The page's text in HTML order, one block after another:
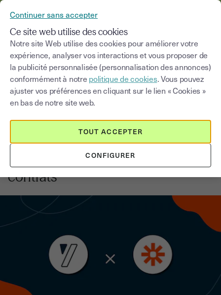
Blog
Choisir une catégorie Saisissez un terme
Youtrust x Zapier : 5 manières
d’automatiser la gestion de vos
contrats
Continuer sans accepter
Ce site web utilise des cookies
Notre site Web utilise des cookies pour améliorer votre
expérience, analyser vos interactions et vous proposer de
la publicité personnalisée (personnalisation des annonces)
conformément à notre politique de cookies. Vous pouvez
ajuster vos préférences en cliquant sur le lien « Cookies »
en bas de notre site web.
CONFIGURER
TOUT ACCEPTER